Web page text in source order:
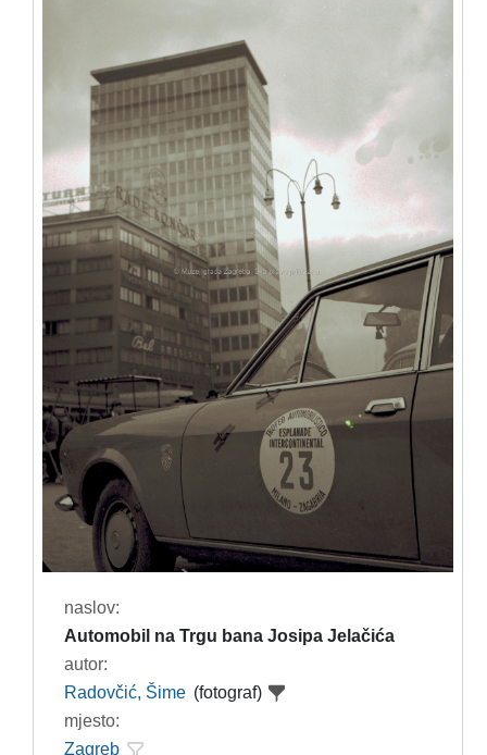
naslov:
Automobil na Trgu bana Josipa Jelačića
autor:
Radovčić, Šime (fotograf)
mjesto:
Zagreb